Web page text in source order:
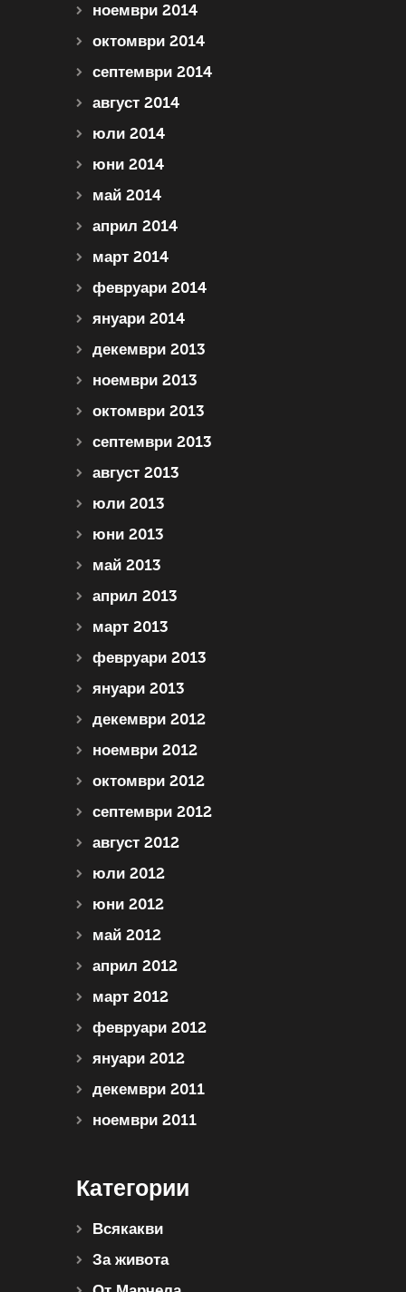
ноември 2014
октомври 2014
септември 2014
август 2014
юли 2014
юни 2014
май 2014
април 2014
март 2014
февруари 2014
януари 2014
декември 2013
ноември 2013
октомври 2013
септември 2013
август 2013
юли 2013
юни 2013
май 2013
април 2013
март 2013
февруари 2013
януари 2013
декември 2012
ноември 2012
октомври 2012
септември 2012
август 2012
юли 2012
юни 2012
май 2012
април 2012
март 2012
февруари 2012
януари 2012
декември 2011
ноември 2011
Категории
Всякакви
За живота